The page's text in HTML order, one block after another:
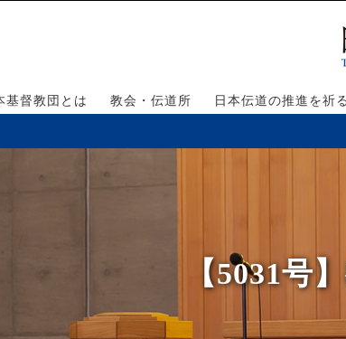
基督教団とは 教会・伝道所 日本伝道の推進を祈
【5031号